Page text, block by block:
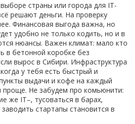
страны или города для IT-
решают деньги. На проверку
Финансовая выгода важна, но
удобно не только кодить, но и в
нюансы. Важен климат: мало кто
в бетонной коробке без
вырос в Сибири. Инфраструктура
у тебя есть быстрый и
выдачи и кофе на каждый
проще. Не забудем про комьюнити:
же IT–, тусоваться в барах,
стартапы становится в